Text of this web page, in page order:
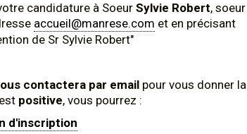
candidature à SoeurSylvie Robert, soeur
accueil@manrese.com et en précisant
de Sr Sylvie Robert"
contactera par email pour vous donner la
positive, vous pourrez :
d'inscription